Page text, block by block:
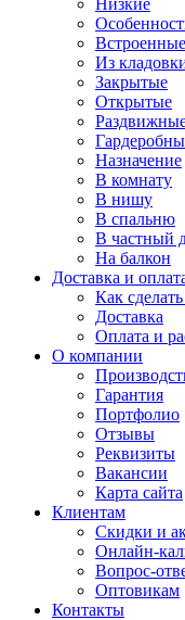
Низкие
Встроенные
Из
Закрытые
Открытые
Назначение
В комнату
В нишу
В спальню
В частный
На балкон
Доставка и
Как сделать
Доставка
Оплата и
О компании
Гарантия
Портфолио
Отзывы
Реквизиты
Вакансии
Карта сайта
Клиентам
Скидки и
Онлайн-
Вопрос-
Оптовикам
Контакты